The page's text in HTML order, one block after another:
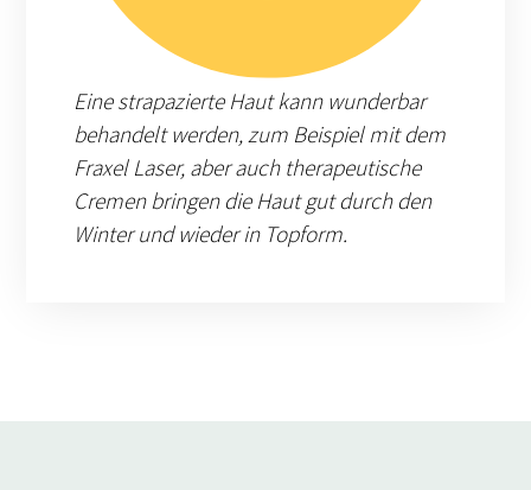
Eine strapazierte Haut kann wunderbar
behandelt werden, zum Beispiel mit dem
Fraxel Laser, aber auch therapeutische
Cremen bringen die Haut gut durch den
Winter und wieder in Topform.